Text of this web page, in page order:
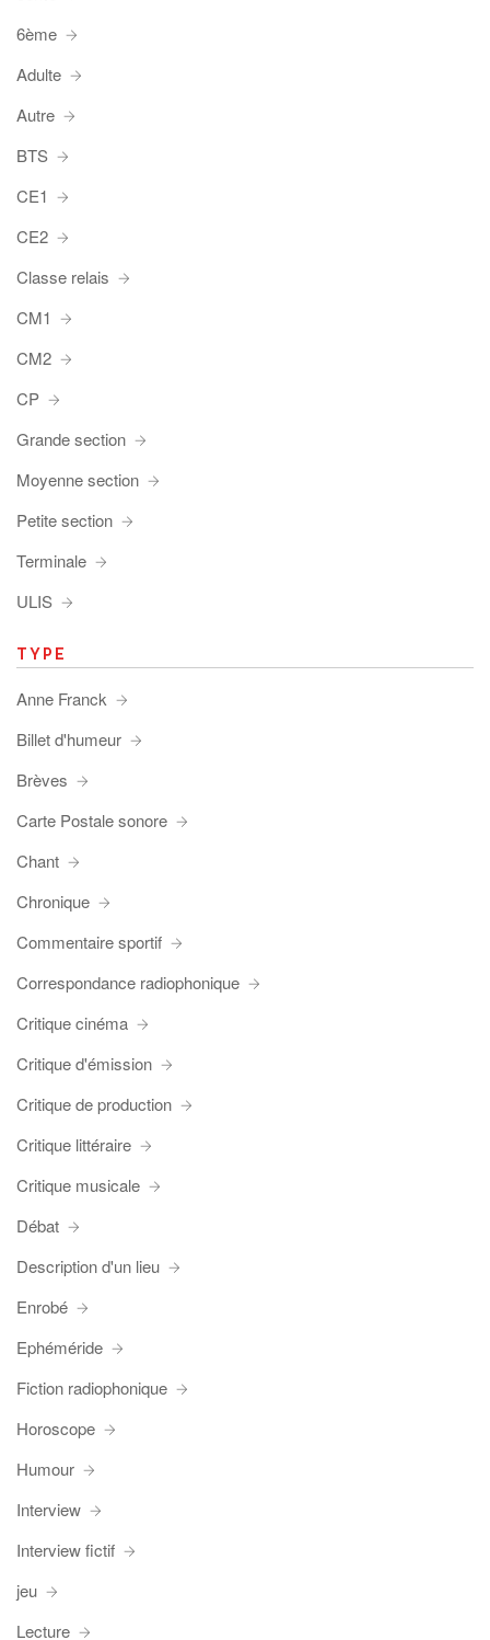
6ème
Adulte
Autre
BTS
CE1
CE2
Classe relais
CM1
CM2
CP
Grande section
Moyenne section
Petite section
Terminale
ULIS
TYPE
Anne Franck
Billet d'humeur
Brèves
Carte Postale sonore
Chant
Chronique
Commentaire sportif
Correspondance radiophonique
Critique cinéma
Critique d'émission
Critique de production
Critique littéraire
Critique musicale
Débat
Description d'un lieu
Enrobé
Ephéméride
Fiction radiophonique
Horoscope
Humour
Interview
Interview fictif
jeu
Lecture